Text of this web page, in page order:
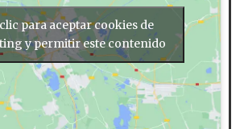
para aceptar cookies de
y permitir este contenido